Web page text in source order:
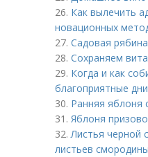
26. Как вылечить
новационных
27. Садовая
28. Сохраняем
29. Когда и как
благоприятные
30. Ранняя яблоня
31. Яблоня
32.Листья черной
листьев смородины